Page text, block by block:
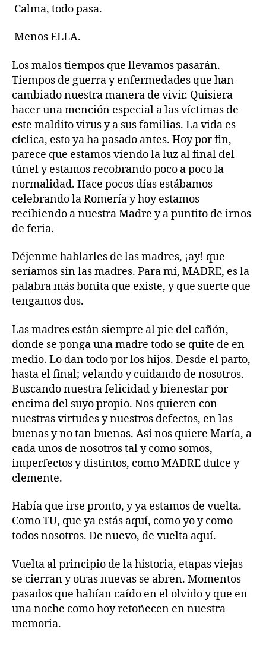
Calma, todo pasa.
Menos ELLA.
Los malos tiempos que llevamos pasarán.
Tiempos de guerra y enfermedades que han
cambiado nuestra manera de vivir. Quisiera
hacer una mención especial a las víctimas de
este maldito virus y a sus familias. La vida es
cíclica, esto ya ha pasado antes. Hoy por fin,
parece que estamos viendo la luz al final del
túnel y estamos recobrando poco a poco la
normalidad. Hace pocos días estábamos
celebrando la Romería y hoy estamos
recibiendo a nuestra Madre y a puntito de irnos
de feria.
Déjenme hablarles de las madres, ¡ay! que
seríamos sin las madres. Para mí, MADRE, es la
palabra más bonita que existe, y que suerte que
tengamos dos.
Las madres están siempre al pie del cañón,
donde se ponga una madre todo se quite de en
medio. Lo dan todo por los hijos. Desde el parto,
hasta el final; velando y cuidando de nosotros.
Buscando nuestra felicidad y bienestar por
encima del suyo propio. Nos quieren con
nuestras virtudes y nuestros defectos, en las
buenas y no tan buenas. Así nos quiere María, a
cada unos de nosotros tal y como somos,
imperfectos y distintos, como MADRE dulce y
clemente.
Había que irse pronto, y ya estamos de vuelta.
Como TU, que ya estás aquí, como yo y como
todos nosotros. De nuevo, de vuelta aquí.
Vuelta al principio de la historia, etapas viejas
se cierran y otras nuevas se abren. Momentos
pasados que habían caído en el olvido y que en
una noche como hoy retoñecen en nuestra
memoria.